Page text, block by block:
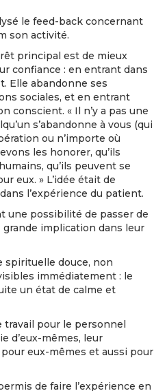
le feed-back concernant
son activité.
principal est de mieux
confiance : en entrant dans
Elle abandonne ses
sociales, et en entrant
conscient. « Il n’y a pas une
s’abandonne à vous (qui
ou n’importe où
les honorer, qu’ils
qu’ils peuvent se
eux. » L’idée était de
l’expérience du patient.
une possibilité de passer de
implication dans leur
spirituelle douce, non
immédiatement : le
un état de calme et
travail pour le personnel
d’eux-mêmes, leur
eux-mêmes et aussi pour
de faire l’expérience en